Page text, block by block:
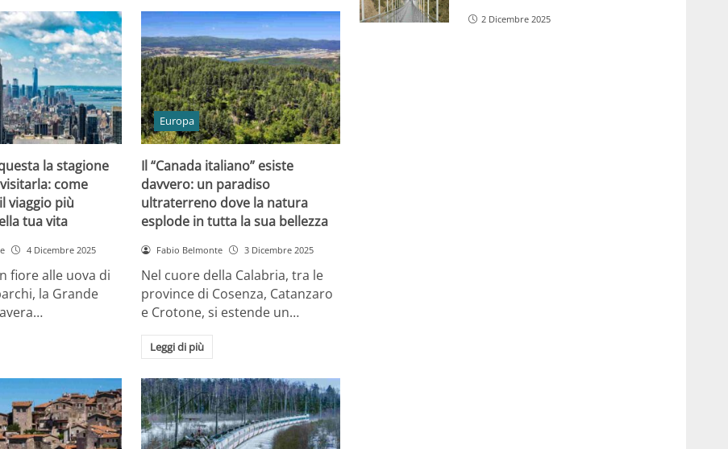
la stagione
come
viaggio più
tua vita
4 Dicembre 2025
fiore alle uova di
la Grande
Europa
Il “Canada italiano” esiste
davvero: un paradiso
ultraterreno dove la natura
esplode in tutta la sua bellezza
Fabio Belmonte 3 Dicembre 2025
Nel cuore della Calabria, tra le
province di Cosenza, Catanzaro
e Crotone, si estende un…
Leggi di più
2 Dicembre 2025